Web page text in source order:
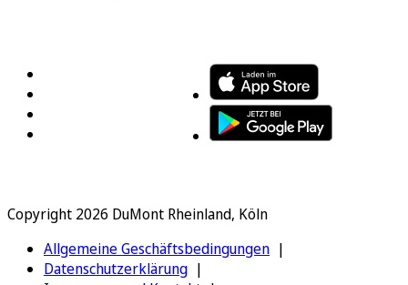
Copyright 2026 DuMont Rheinland, Köln
Allgemeine Geschäftsbedingungen
Datenschutzerklärung